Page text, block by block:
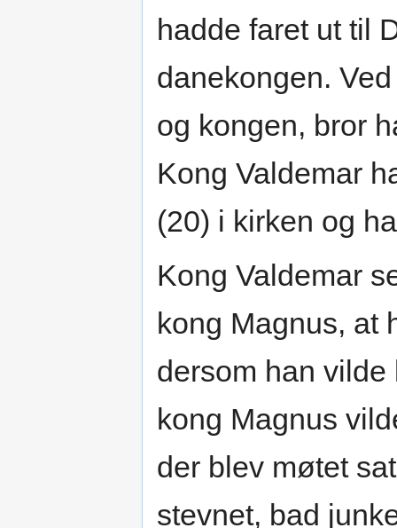
hadde faret ut til
danekongen.
og kongen, bror
Kong Valdemar
(20) i kirken og
Kong Valdemar
kong Magnus, at
dersom han
kong Magnus
der blev møtet
stevnet, bad